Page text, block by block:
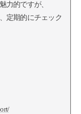
力的ですが、
定期的にチェック